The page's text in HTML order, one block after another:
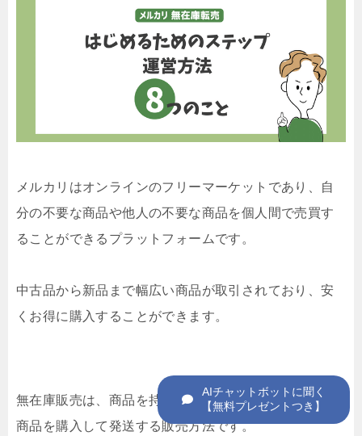
メルカリはオンラインのフリーマーケットであり、自
分の不要な商品や他人の不要な商品を個人間で売買す
ることができるプラットフォームです。
中古品から新品まで幅広い商品が取引されており、安
くお得に購入することができます。
無在庫販売は、商品を持たずに出品し、売れたらその
商品を購入して発送する販売方法です。